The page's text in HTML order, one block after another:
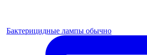
Бактерицидные лампы обычно